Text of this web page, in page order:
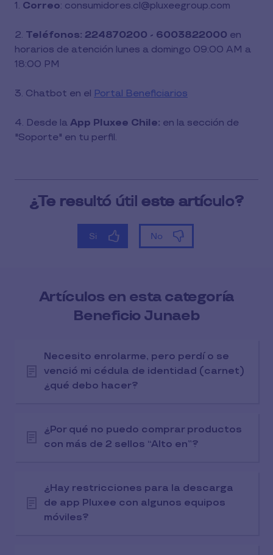
1. Correo: consumidores.cl@pluxeegroup.com
2. Teléfonos: 224870200 - 6003822000 en
horarios de atención lunes a domingo 09:00 AM a
18:00 PM
3. Chatbot en el Portal Beneficiarios
4. Desde la App Pluxee Chile: en la sección de
"Soporte" en tu perfil.
Artículos en esta categoría
Beneficio Junaeb
Necesito enrolarme, pero perdí o se
venció mi cédula de identidad (carnet)
¿qué debo hacer?
¿Por qué no puedo comprar productos
con más de 2 sellos “Alto en”?
¿Hay restricciones para la descarga
de app Pluxee con algunos equipos
móviles?